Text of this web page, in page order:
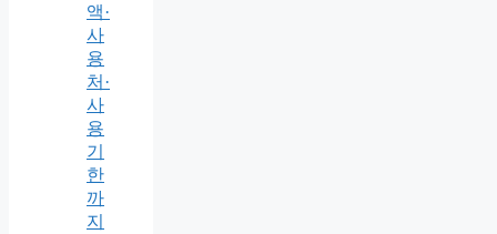
액·
사
용
처·
사
용
기
한
까
지